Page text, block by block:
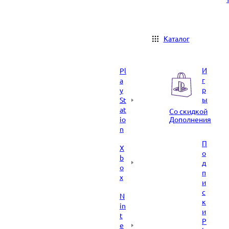
Каталог
Pl
a
y
St
at
io
n
X
b
o
x
N
in
t
e
И
г
р
ы
Со скидкой
Дополнения
П
о
д
п
и
с
к
и
P